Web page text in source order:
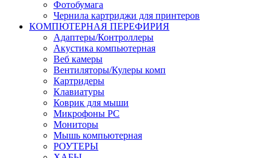
Фотобумага
Чернила картриджи для принтеров
КОМПЮТЕРНАЯ ПЕРЕФИРИЯ
Адаптеры/Контроллеры
Акустика компьютерная
Веб камеры
Вентиляторы/Кулеры комп
Картридеры
Клавиатуры
Коврик для мыши
Микрофоны PC
Мониторы
Мышь компьютерная
РОУТЕРЫ